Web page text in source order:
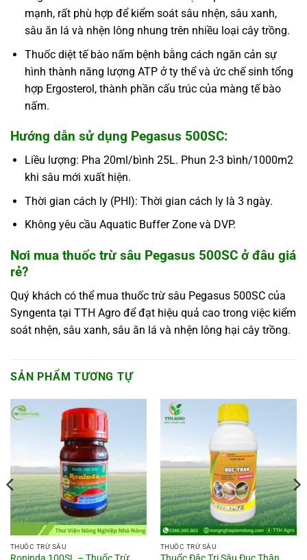
mạnh, rất phù hợp để kiểm soát sâu nhện, sâu xanh,
sâu ăn lá và nhện lông nhung trên nhiều loại cây trồng.
Thuốc diệt tế bào nấm bệnh bằng cách ngăn cản sự
hình thành năng lượng ATP ở ty thể và ức chế sinh tổng
hợp Ergosterol, thành phần cấu trúc của màng tế bào
nấm.
Hướng dẫn sử dụng Pegasus 500SC:
Liều lượng: Pha 20ml/bình 25L. Phun 2-3 bình/1000m2
khi sâu mới xuất hiện.
Thời gian cách ly (PHI): Thời gian cách ly là 3 ngày.
Không yêu cầu Aquatic Buffer Zone và DVP.
Nơi mua thuốc trừ sâu Pegasus 500SC ở đâu giá
rẻ?
Quý khách có thể mua thuốc trừ sâu Pegasus 500SC của
Syngenta tại TTH Agro để đạt hiệu quả cao trong việc kiểm
soát nhện, sâu xanh, sâu ăn lá và nhện lông hại cây trồng.
SẢN PHẨM TƯƠNG TỰ
THUỐC TRỪ SÂU THUỐC TRỪ SÂU